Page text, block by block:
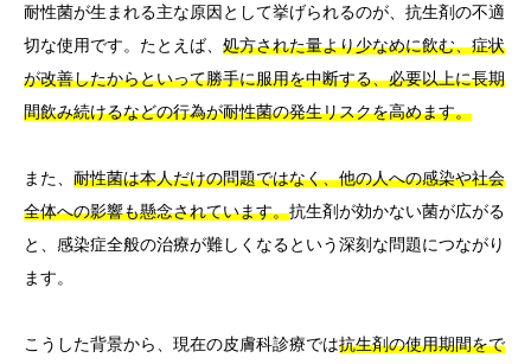
耐性菌が生まれる主な原因として挙げられるのが、抗生剤の不適
切な使用です。たとえば、 処方された量より少なめに飲む、症状
が改善したからといって勝手に服用を中断する、必要以上に長期
間飲み続けるなどの行為が耐性菌の発生リスクを高めます。
また、 耐性菌は本人だけの問題ではなく、他の人への感染や社会
全体への影響も懸念されています。抗生剤が効かない菌が広がる
と、感染症全般の治療が難しくなるという深刻な問題につながり
ます。
こうした背景から、現在の皮膚科診療では抗生剤の使用期間をで